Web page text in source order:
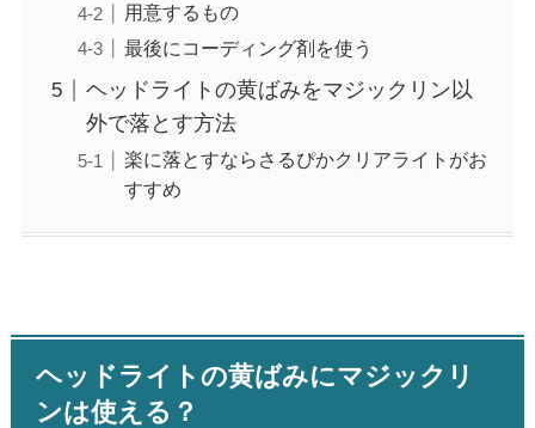
用意するもの
最後にコーディング剤を使う
ヘッドライトの黄ばみをマジックリン以
外で落とす方法
楽に落とすならさるぴかクリアライトがお
すすめ
ヘッドライトの黄ばみにマジックリ
ンは使える？